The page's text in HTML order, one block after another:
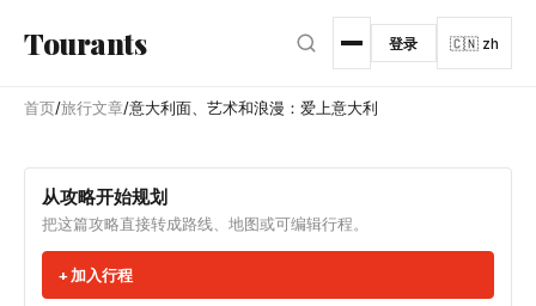
Tourants 登录 🇨🇳 zh
首页/旅行文章/意大利面、艺术和浪漫：爱上意大利
从攻略开始规划
把这篇攻略直接转成路线、地图或可编辑行程。
加入行程